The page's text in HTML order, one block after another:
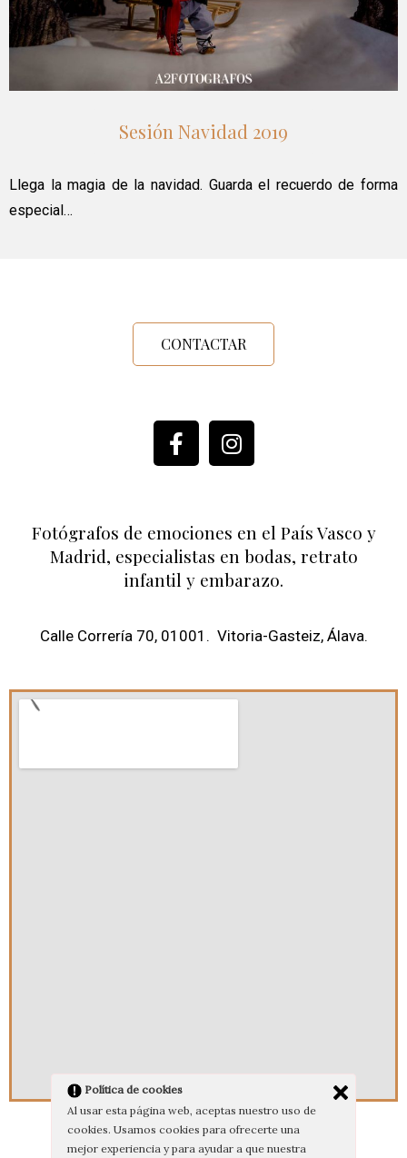
Sesión Navidad 2019
Llega la magia de la navidad. Guarda el recuerdo de forma
especial…
CONTACTAR
Fotógrafos de emociones en el País Vasco y
Madrid, especialistas en bodas, retrato
infantil y embarazo.
Calle Correría 70, 01001. Vitoria-Gasteiz, Álava.
Calle Correría 70, 01001. Vitoria-Gasteiz, Álava.
Política de cookies
Al usar esta página web, aceptas nuestro uso de
cookies. Usamos cookies para ofrecerte una
mejor experiencia y para ayudar a que nuestra